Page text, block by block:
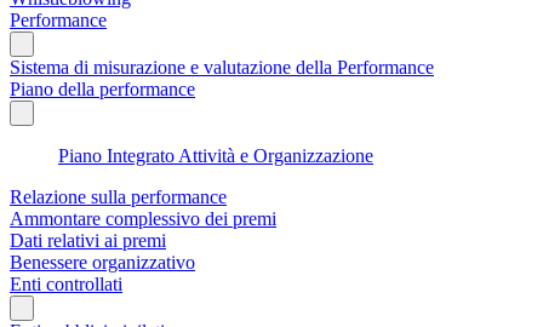
Performance
Sistema di misurazione e valutazione della Performance
Piano della performance
Piano Integrato Attività e Organizzazione
Relazione sulla performance
Ammontare complessivo dei premi
Dati relativi ai premi
Benessere organizzativo
Enti controllati